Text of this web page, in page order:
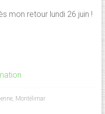
mon retour lundi 26 juin !
, Montélimar